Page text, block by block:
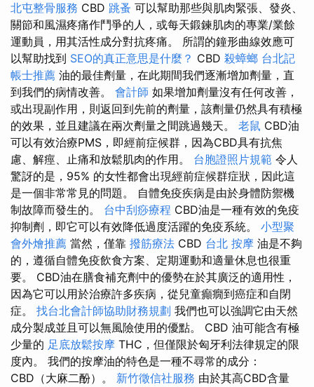
北屯整骨服務 CBD 跳蚤 可以幫助那些與肌肉緊張、發炎、
關節和風濕疼痛作鬥爭的人，或每天鍛鍊肌肉的專業/業餘
運動員，用其活性成分對抗疼痛。 所謂的鐘形曲線效應可
以幫助找到 SEO的真正意思是什麼？ CBD 殺蟑螂 台北記
帳士推薦 油的最佳劑量，在此期間我們逐漸增加劑量，直
到我們的病情改善。 會計師 如果增加劑量沒有任何改善，
或出現副作用，則返回到先前的劑量，該劑量仍然具有積極
的效果，並且建議在兩次劑量之間跳過幾天。 老鼠 CBD油
可以有效治療PMS，即經前症候群，因為CBD具有抗焦
慮、解痙、止痛和放鬆肌肉的作用。 台胞證照片規範 令人
驚訝的是，95% 的女性都會出現經前症候群症狀，因此這
是一個非常常見的問題。 自體免疫疾病是由於身體防禦機
制故障而發生的。 台中刮痧療程 CBD油是一種有效的免疫
抑制劑，即它可以有效降低過度活躍的免疫系統。 小型聚
會外燴推薦 當然，僅靠 撥筋療法 CBD 台北 按摩 油是不夠
的，遵循自體免疫飲食方案、定期運動和適量休息也很重
要。 CBD油在膳食補充劑中的優勢在於其廣泛的適用性，
因為它可以用於治療許多疾病，從兒童癲癇到癌症和自閉
症。 找台北會計師協助財務規劃 我們也可以強調它由天然
成分製成並且可以無風險使用的優點。 CBD 油可能含有極
少量的 足底放鬆按摩 THC，但僅限於匈牙利法律規定的限
度內。 我們的按摩油的特色是一種不尋常的成分：
CBD（大麻二酚）。 新竹徵信社服務 由於其高CBD含量